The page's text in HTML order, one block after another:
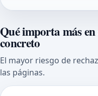
Qué importa más
concreto
El mayor riesgo de
las páginas.